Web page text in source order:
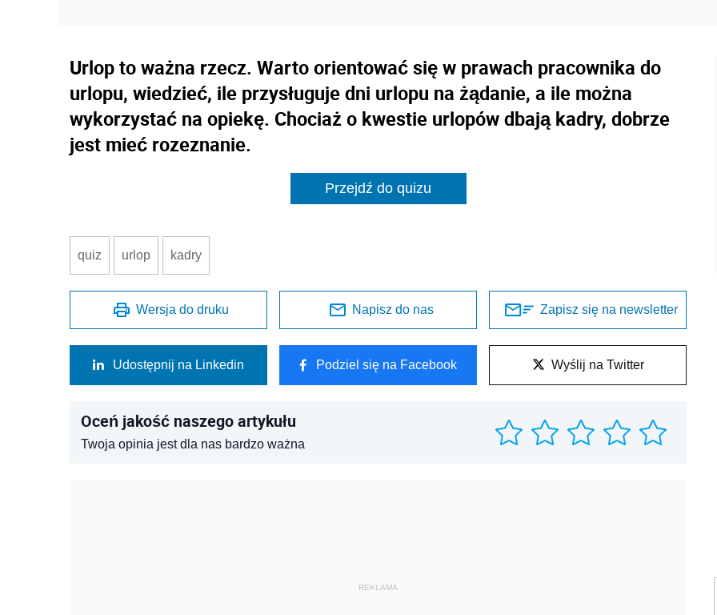
Urlop to ważna rzecz. Warto orientować się w prawach pracownika do
urlopu, wiedzieć, ile przysługuje dni urlopu na żądanie, a ile można
wykorzystać na opiekę. Chociaż o kwestie urlopów dbają kadry, dobrze
jest mieć rozeznanie.
Przejdź do quizu
quiz urlop kadry
Wersja do druku Napisz do nas Zapisz się na newsletter
Udostępnij na Linkedin Podziel się na Facebook Wyślij na Twitter
Oceń jakość naszego artykułu
Twoja opinia jest dla nas bardzo ważna
REKLAMA